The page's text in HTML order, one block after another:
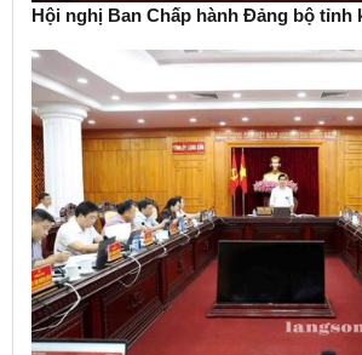
Hội nghị Ban Chấp hành Đảng bộ tỉnh